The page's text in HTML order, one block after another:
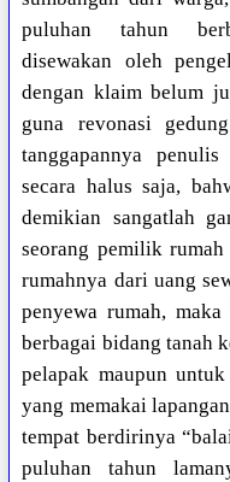
puluhan tahun
disewakan oleh
dengan klaim belum
guna revonasi
tanggapannya
secara halus saja,
demikian sangatlah
seorang pemilik rumah
rumahnya dari uang
penyewa rumah,
berbagai bidang tanah
pelapak maupun
yang memakai
tempat berdirinya
puluhan tahun